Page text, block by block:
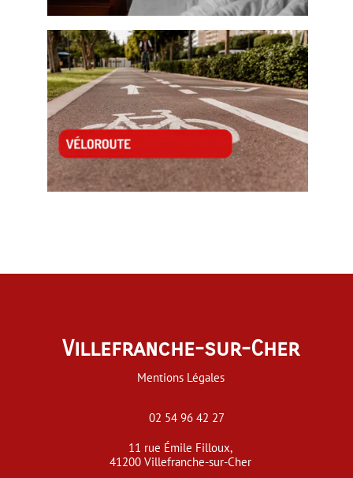
02 54 96 42 27
Villefranche-sur-Cher
Mentions Légales
11 rue Émile Filloux,
41200 Villefranche-sur-Cher